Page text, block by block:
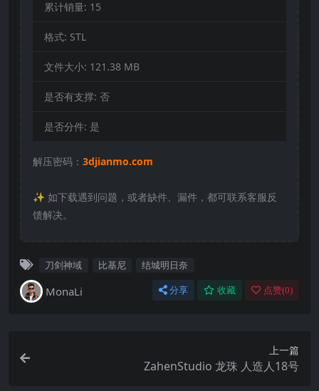
累计销量: 15
格式: STL
文件大小: 121.38 MB
是否有支撑: 否
是否分件: 是
解压密码： 3djianmo.com
✨️ 如下载遇到问题，或者缺件、漏件，都可联系客服反
馈解决。
刀剑神域 比基尼 结城明日奈
MonaLi 分享 收藏 点赞(0)
上一篇
ZahenStudio 龙珠 人造人18号